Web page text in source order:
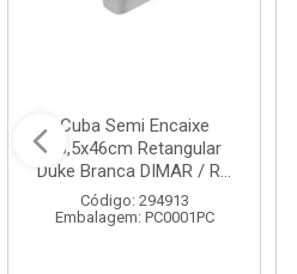
Cuba Semi Encaixe
58,5x46cm Retangular
Duke Branca DIMAR / R...
Código: 294913
Embalagem: PC0001PC